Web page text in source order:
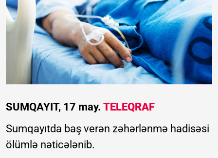
SUMQAYIT, 17 may. TELEQRAF
Sumqayıtda baş verən zəhərlənmə hadisəsi
ölümlə nəticələnib.